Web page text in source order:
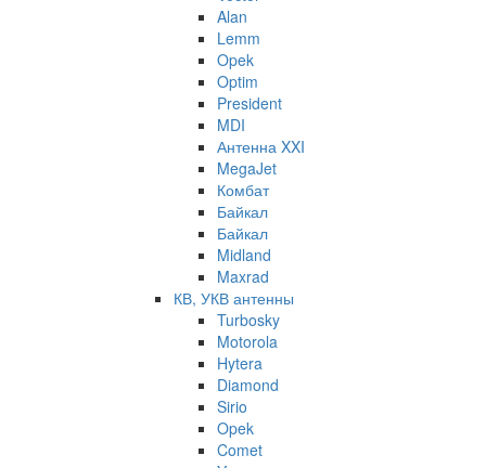
Alan
Lemm
Opek
Optim
President
MDI
Антенна XXI
MegaJet
Комбат
Байкал
Байкал
Midland
Maxrad
КВ, УКВ антенны
Turbosky
Motorola
Hytera
Diamond
Sirio
Opek
Comet